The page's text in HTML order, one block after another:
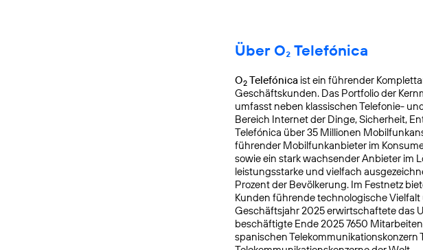
Über O₂ Telefónica
O2 Telefónica ist ein führender
Geschäftskunden. Das Portfolio der
umfasst neben klassischen Telefonie-
Bereich Internet der Dinge, Sicherheit,
Telefónica über 35 Millionen
führender Mobilfunkanbieter im
sowie ein stark wachsender Anbieter im
leistungsstarke und vielfach
Prozent der Bevölkerung. Im Festnetz
Kunden führende technologische
Geschäftsjahr 2025 erwirtschaftete das
beschäftigte Ende 2025 7650
spanischen Telekommuni­kationskonzern